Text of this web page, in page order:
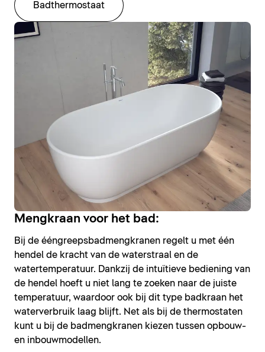
Badthermostaat
Mengkraan voor het bad:
Bij de ééngreepsbadmengkranen regelt u met één
hendel de kracht van de waterstraal en de
watertemperatuur. Dankzij de intuïtieve bediening van
de hendel hoeft u niet lang te zoeken naar de juiste
temperatuur, waardoor ook bij dit type badkraan het
waterverbruik laag blijft. Net als bij de thermostaten
kunt u bij de badmengkranen kiezen tussen opbouw-
en inbouwmodellen.